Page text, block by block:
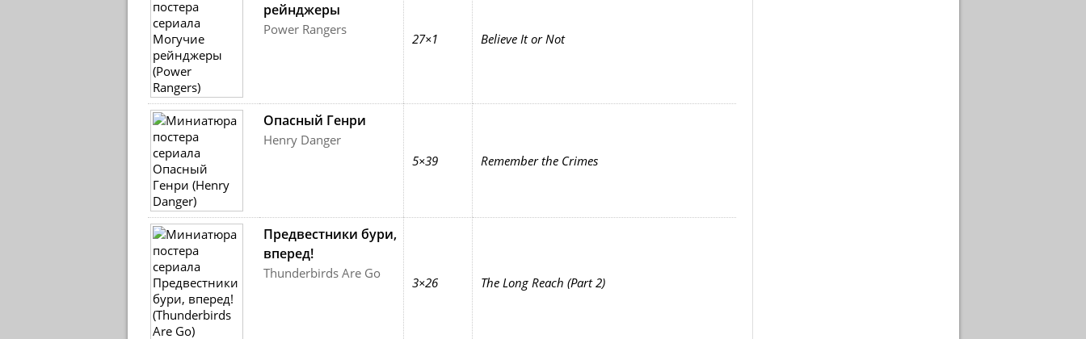
рейнджеры
Power Rangers
27×1 Believe It or Not
Опасный Генри
Henry Danger
5×39
Remember the Crimes
Предвестники бури,
вперед!
Thunderbirds Are Go
3×26 The Long Reach (Part 2)